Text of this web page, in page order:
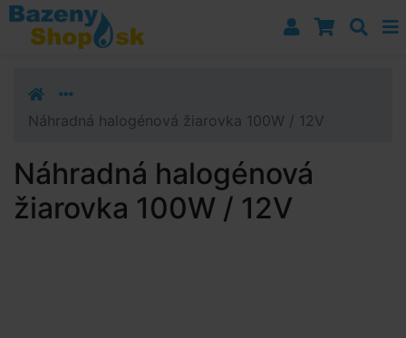
Prejsť k navigácii
Prejsť na obsah
Prejsť k bočnému stĺpci
Náhradná halogénová žiarovka 100W / 12V
Náhradná halogénová
žiarovka 100W / 12V